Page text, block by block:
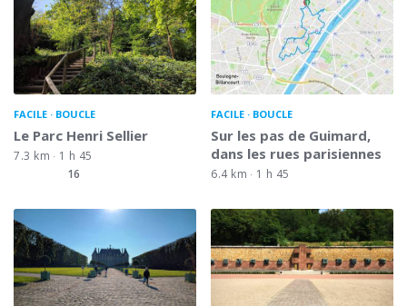
FACILE BOUCLE
Le Parc Henri Sellier
7.3 km
1 h 45
16
FACILE BOUCLE
Sur les pas de Guimard,
dans les rues parisiennes
6.4 km 1 h 45